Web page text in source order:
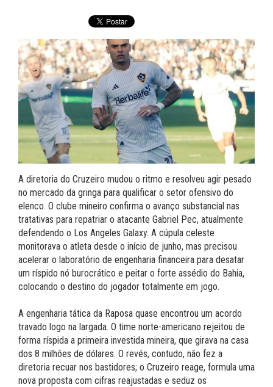
A diretoria do Cruzeiro mudou o ritmo e resolveu agir pesado
no mercado da gringa para qualificar o setor ofensivo do
elenco. O clube mineiro confirma o avanço substancial nas
tratativas para repatriar o atacante Gabriel Pec, atualmente
defendendo o Los Angeles Galaxy. A cúpula celeste
monitorava o atleta desde o início de junho, mas precisou
acelerar o laboratório de engenharia financeira para desatar
um ríspido nó burocrático e peitar o forte assédio do Bahia,
colocando o destino do jogador totalmente em jogo.
A engenharia tática da Raposa quase encontrou um acordo
travado logo na largada. O time norte-americano rejeitou de
forma ríspida a primeira investida mineira, que girava na casa
dos 8 milhões de dólares. O revés, contudo, não fez a
diretoria recuar nos bastidores; o Cruzeiro reage, formula uma
nova proposta com cifras reajustadas e seduz os